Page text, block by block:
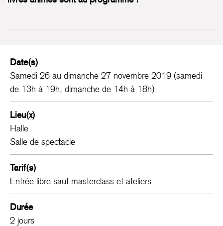
Date(s)
Samedi 26 au dimanche 27 novembre 2019 (samedi
de 13h à 19h, dimanche de 14h à 18h)
Lieu(x)
Halle
Salle de spectacle
Tarif(s)
Entrée libre sauf masterclass et ateliers
Durée
2 jours